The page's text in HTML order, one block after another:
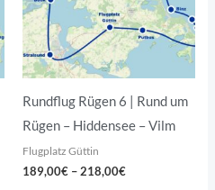
Rundflug Rügen 6 | Rund um
Rügen – Hiddensee – Vilm
Flugplatz Güttin
189,00€ –218,00€